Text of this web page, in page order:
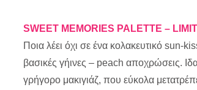
SWEET MEMORIES PALETTE –
Ποια λέει όχι σε ένα κολακευτικό sun-
βασικές γήινες – peach αποχρώσεις.
γρήγορο μακιγιάζ, που εύκολα